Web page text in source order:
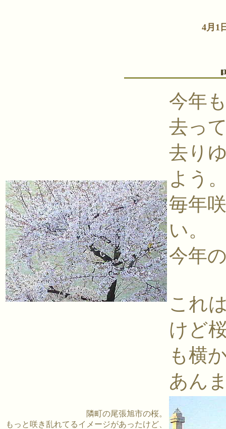
4月1
今年
去っ
去り
よう
毎年
い。
今年
これ
けど
も横
あん
隣町の尾張旭市の桜。
もっと咲き乱れてるイメージがあったけど、